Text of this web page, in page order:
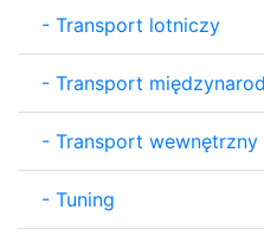
- Transport lotniczy
- Transport
- Transport wewnętrzny
- Tuning